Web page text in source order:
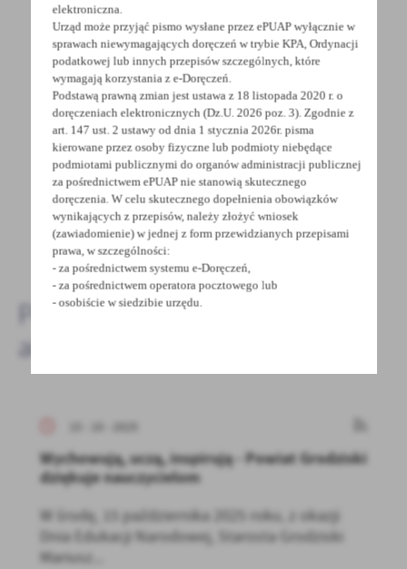
POWRÓT UDOSTĘPNIJ
POPRZEDNI
Spodobała Ci się informacja? Zostaw nam swoją opinię
- to dla Ciebie staramy się być najlepsi, a Twoje zdanie
bardzo nam w tym pomoże!
DODAJ KOMENTARZ
Pozostałe
aktualności
Wychowują, uczą, inspirują - Powiat Grodziski
dziękuje nauczycielom
W środę, 15 października 2025 roku, z okazji
Dnia Edukacji Narodowej, Starosta Grodziski
Mariusz...
elektroniczna.
Urząd może przyjąć pismo wysłane przez ePUAP wyłącznie w
sprawach niewymagających doręczeń w trybie KPA, Ordynacji
podatkowej lub innych przepisów szczególnych, które
wymagają korzystania z e-Doręczeń.
Podstawą prawną zmian jest ustawa z 18 listopada 2020 r. o
doręczeniach elektronicznych (Dz.U. 2026 poz. 3). Zgodnie z
art. 147 ust. 2 ustawy od dnia 1 stycznia 2026r. pisma
kierowane przez osoby fizyczne lub podmioty niebędące
podmiotami publicznymi do organów administracji publicznej
za pośrednictwem ePUAP nie stanowią skutecznego
doręczenia. W celu skutecznego dopełnienia obowiązków
wynikających z przepisów, należy złożyć wniosek
(zawiadomienie) w jednej z form przewidzianych przepisami
prawa, w szczególności:
- za pośrednictwem systemu e-Doręczeń,
- za pośrednictwem operatora pocztowego lub
- osobiście w siedzibie urzędu.